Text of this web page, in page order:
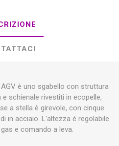
è uno sgabello con struttura
schienale rivestiti in ecopelle,
a stella è girevole, con cinque
in acciaio. L'altezza è regolabile
e comando a leva.